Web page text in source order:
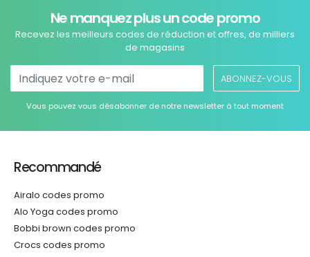
Ne manquez plus un code promo
Recevez les meilleurs codes de réduction et offres, de milliers
de magasins
ABONNEZ-VOUS
Vous pouvez vous désabonner de notre newsletter à tout moment
Recommandé
Airalo codes promo
Alo Yoga codes promo
Bobbi brown codes promo
Crocs codes promo